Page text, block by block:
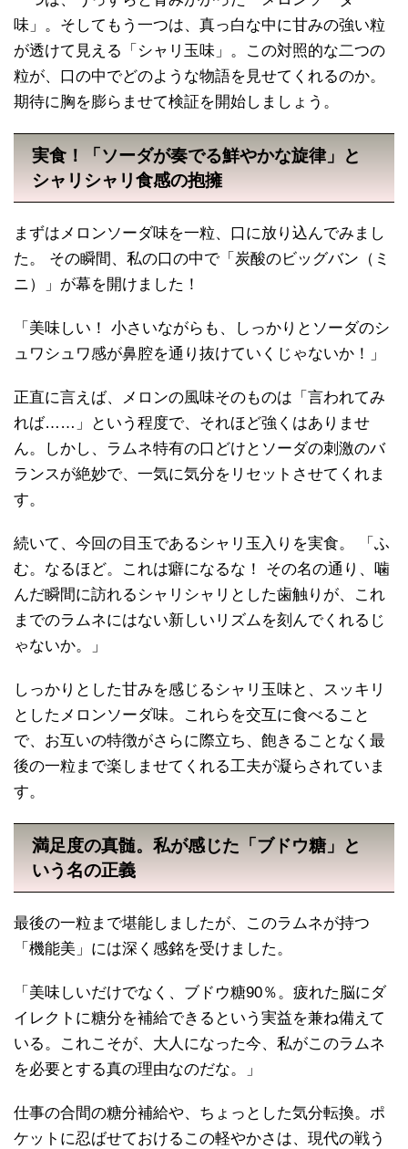
味」。そしてもう一つは、真っ白な中に甘みの強い粒
が透けて見える「シャリ玉味」。この対照的な二つの
粒が、口の中でどのような物語を見せてくれるのか。
期待に胸を膨らませて検証を開始しましょう。
実食！「ソーダが奏でる鮮やかな旋律」と
シャリシャリ食感の抱擁
まずはメロンソーダ味を一粒、口に放り込んでみまし
た。 その瞬間、私の口の中で「炭酸のビッグバン（ミ
ニ）」が幕を開けました！
「美味しい！ 小さいながらも、しっかりとソーダのシ
ュワシュワ感が鼻腔を通り抜けていくじゃないか！」
正直に言えば、メロンの風味そのものは「言われてみ
れば……」という程度で、それほど強くはありませ
ん。しかし、ラムネ特有の口どけとソーダの刺激のバ
ランスが絶妙で、一気に気分をリセットさせてくれま
す。
続いて、今回の目玉であるシャリ玉入りを実食。 「ふ
む。なるほど。これは癖になるな！ その名の通り、噛
んだ瞬間に訪れるシャリシャリとした歯触りが、これ
までのラムネにはない新しいリズムを刻んでくれるじ
ゃないか。」
しっかりとした甘みを感じるシャリ玉味と、スッキリ
としたメロンソーダ味。これらを交互に食べること
で、お互いの特徴がさらに際立ち、飽きることなく最
後の一粒まで楽しませてくれる工夫が凝らされていま
す。
満足度の真髄。私が感じた「ブドウ糖」と
いう名の正義
最後の一粒まで堪能しましたが、このラムネが持つ
「機能美」には深く感銘を受けました。
「美味しいだけでなく、ブドウ糖90％。疲れた脳にダ
イレクトに糖分を補給できるという実益を兼ね備えて
いる。これこそが、大人になった今、私がこのラムネ
を必要とする真の理由なのだな。」
仕事の合間の糖分補給や、ちょっとした気分転換。ポ
ケットに忍ばせておけるこの軽やかさは、現代の戦う